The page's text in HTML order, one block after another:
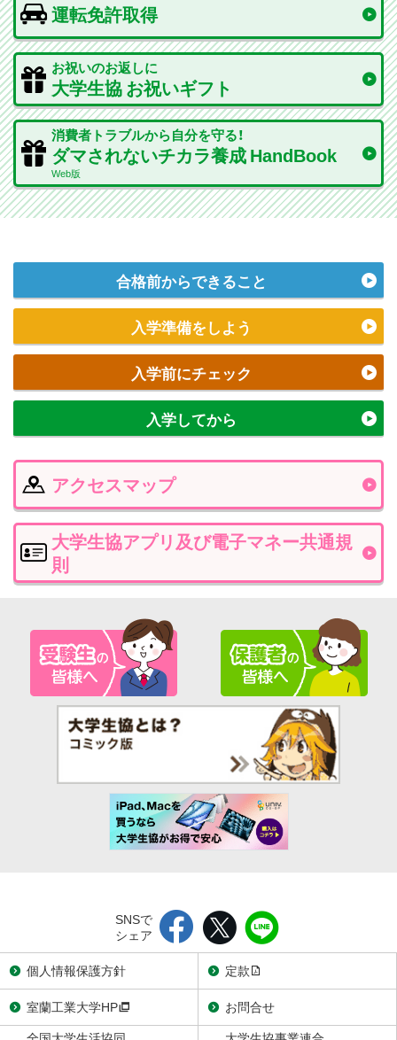
運転免許取得
お祝いのお返しに
大学生協 お祝いギフト
消費者トラブルから自分を守る！
ダマされないチカラ養成 HandBook
Web版
合格前からできること
入学準備をしよう
入学前にチェック
入学してから
アクセスマップ
大学生協アプリ及び電子マネー共通規
則
SNSで
シェア
個人情報保護方針
定款
室蘭工業大学HP
お問合せ